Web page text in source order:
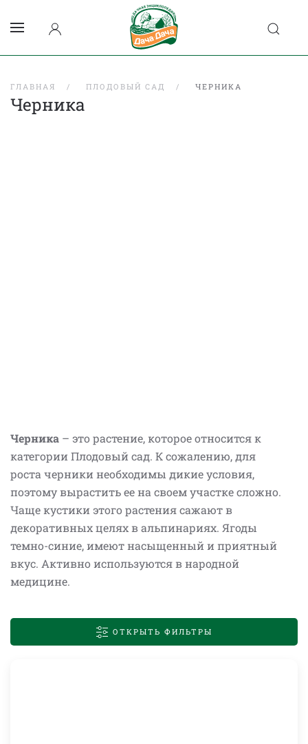
ГЛАВНАЯ ПЛОДОВЫЙ САД ЧЕРНИКА
Черника
Черника – это растение, которое относится к
категории Плодовый сад. К сожалению, для
роста черники необходимы дикие условия,
поэтому вырастить ее на своем участке сложно.
Чаще кустики этого растения сажают в
декоративных целях в альпинариях. Ягоды
темно-синие, имеют насыщенный и приятный
вкус. Активно используются в народной
медицине.
ОТКРЫТЬ ФИЛЬТРЫ